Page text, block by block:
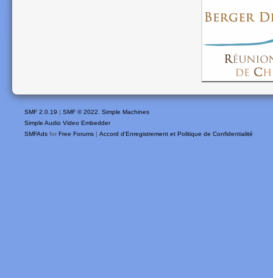
SMF 2.0.19 SMF © 2022, Simple Machines
Simple Audio Video Embedder
SMFAds for Free Forums Accord d'Enregistrement et Politique de Confidentialité